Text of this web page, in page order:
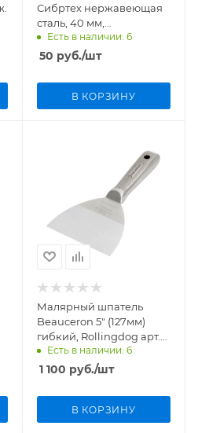
Сибртех нержавеющая
сталь, 40 мм,
пластмассовая ручка
арт. 85430
Есть в наличии: 6
50 руб./шт
В КОРЗИНУ
Малярный шпатель
Beauceron 5" (127мм)
гибкий, Rollingdog арт.
50474
Есть в наличии: 6
1 100 руб./шт
В КОРЗИНУ